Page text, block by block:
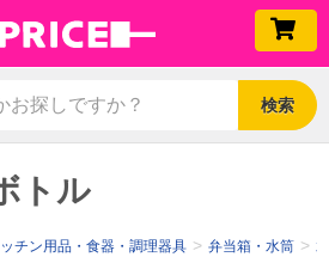
検索
トル
チン用品・食器・調理器具 弁当箱・水筒